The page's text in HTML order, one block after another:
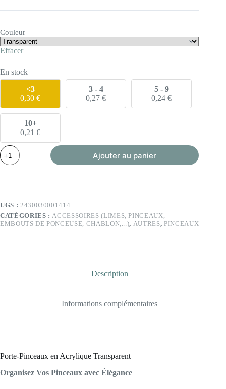
Couleur
Effacer
En stock
<3
0,30 €
3 - 4
0,27 €
5 - 9
0,24 €
10+
0,21 €
quantité
de
Support
-
au
choix
Ajouter au panier
UGS : 2430030001414
CATÉGORIES :ACCESSOIRES (LIMES, PINCEAUX,
EMBOUTS DE PONCEUSE, CHABLON,...), AUTRES, PINCEAUX
Description
Informations complémentaires
Porte-Pinceaux en Acrylique Transparent
Organisez Vos Pinceaux avec Élégance